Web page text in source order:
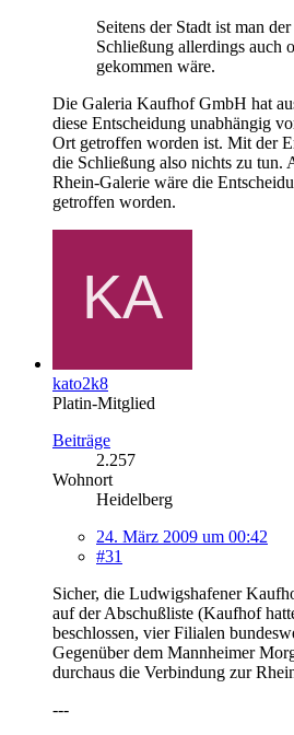
Seitens der Stadt ist man
Schließung allerdings auch
gekommen wäre.
Die Galeria Kaufhof GmbH hat
diese Entscheidung unabhängig
Ort getroffen worden ist. Mit der
die Schließung also nichts zu tun.
Rhein-Galerie wäre die
getroffen worden.
kato2k8
Platin-Mitglied
Beiträge
2.257
Wohnort
Heidelberg
24. März 2009 um 00:42
#31
Sicher, die Ludwigshafener
auf der Abschußliste (Kaufhof
beschlossen, vier Filialen
Gegenüber dem Mannheimer
durchaus die Verbindung zur
---